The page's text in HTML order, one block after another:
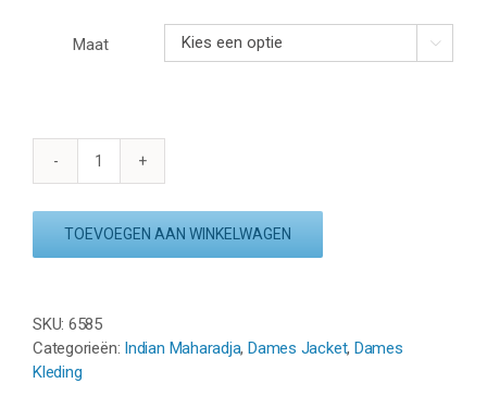
Maat 
INDIAN
HOODED
WALNUT
aantal
TOEVOEGEN AAN WINKELWAGEN
SKU: 6585
Categorieën: Indian Maharadja,Dames Jacket, Dames
Kleding